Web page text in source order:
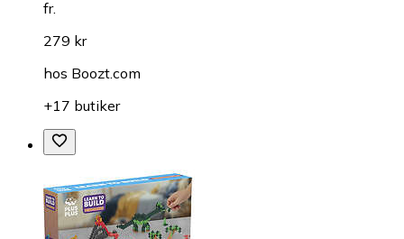
fr.
279 kr
hos Boozt.com
+17 butiker